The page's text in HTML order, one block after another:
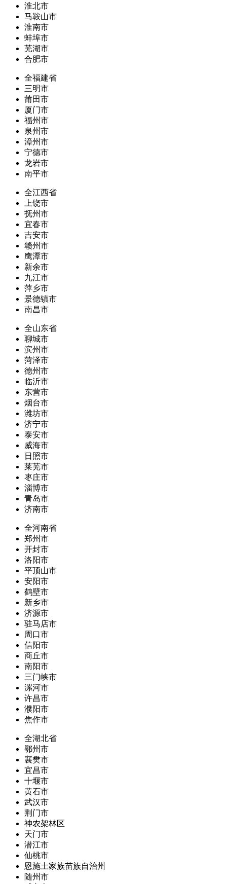
淮北市
马鞍山市
淮南市
蚌埠市
芜湖市
合肥市
全福建省
三明市
莆田市
厦门市
福州市
泉州市
漳州市
宁德市
龙岩市
南平市
全江西省
上饶市
抚州市
宜春市
吉安市
赣州市
鹰潭市
新余市
九江市
萍乡市
景德镇市
南昌市
全山东省
聊城市
滨州市
菏泽市
德州市
临沂市
东营市
烟台市
潍坊市
济宁市
泰安市
威海市
日照市
莱芜市
枣庄市
淄博市
青岛市
济南市
全河南省
郑州市
开封市
洛阳市
平顶山市
安阳市
鹤壁市
新乡市
济源市
驻马店市
周口市
信阳市
商丘市
南阳市
三门峡市
漯河市
许昌市
濮阳市
焦作市
全湖北省
鄂州市
襄樊市
宜昌市
十堰市
黄石市
武汉市
荆门市
神农架林区
天门市
潜江市
仙桃市
恩施土家族苗族自治州
随州市